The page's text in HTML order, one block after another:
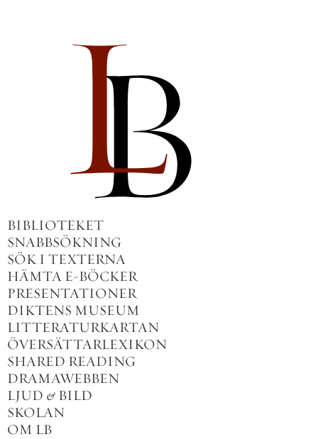
BIBLIOTEKET
SNABBSÖKNING
SÖK I TEXTERNA
HÄMTA E-BÖCKER
PRESENTATIONER
DIKTENS MUSEUM
LITTERATURKARTAN
ÖVERSÄTTARLEXIKON
SHARED READING
DRAMAWEBBEN
LJUD & BILD
SKOLAN
OM LB